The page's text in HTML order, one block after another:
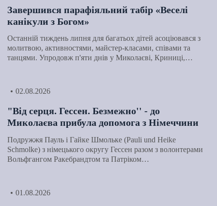
Завершився парафіяльний табір «Веселі
канікули з Богом»
Останній тиждень липня для багатьох дітей асоціювався з
молитвою, активностями, майстер-класами, співами та
танцями. Упродовж п'яти днів у Миколаєві, Криниці,…
02.08.2026
"Від серця. Гессен. Безмежно'' - до
Миколаєва прибула допомога з Німеччини
Подружжя Пауль і Гайке Шмольке (Pauli und Heike
Schmolke) з німецького округу Гессен разом з волонтерами
Вольфгангом Ракебрандтом та Патріком…
01.08.2026